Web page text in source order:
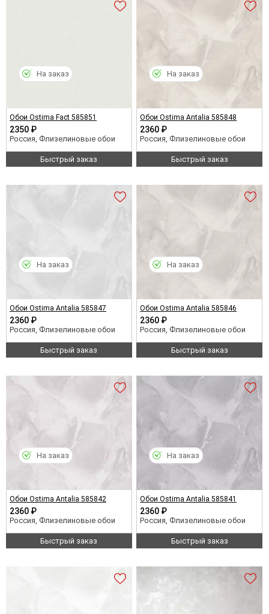
Обои Ostima Fact 585851
2350 ₽
Россия, Флизелиновые обои
Быстрый заказ
На заказ
Обои Ostima Antalia 585848
2360 ₽
Россия, Флизелиновые обои
Быстрый заказ
На заказ
Обои Ostima Antalia 585847
2360 ₽
Россия, Флизелиновые обои
Быстрый заказ
На заказ
Обои Ostima Antalia 585846
2360 ₽
Россия, Флизелиновые обои
Быстрый заказ
На заказ
Обои Ostima Antalia 585842
2360 ₽
Россия, Флизелиновые обои
Быстрый заказ
На заказ
Обои Ostima Antalia 585841
2360 ₽
Россия, Флизелиновые обои
Быстрый заказ
На заказ